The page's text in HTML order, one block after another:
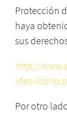
Protección
haya
sus
http://
ides-
Por otro